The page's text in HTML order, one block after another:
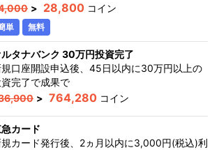
> 28,800 コイン
単 無料
タナバンク 30万円投資完了
規口座開設申込後、45日以内に30万円以上の
完了で成果で
> 764,280 コイン
カード
規カード発行後、2ヵ月以内に3,000円(税込)利